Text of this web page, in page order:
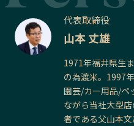
代表取締役
山本 丈雄
1971年福井県生
の為渡米。1997
園芸/カー用品/ペ
ながら当社大型
者である父山本